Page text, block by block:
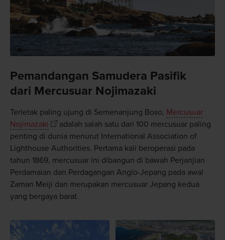
Pemandangan Samudera Pasifik
dari Mercusuar Nojimazaki
Terletak paling ujung di Semenanjung Boso, Mercusuar
Nojimazaki
adalah salah satu dari 100 mercusuar paling
penting di dunia menurut International Association of
Lighthouse Authorities. Pertama kali beroperasi pada
tahun 1869, mercusuar ini dibangun di bawah Perjanjian
Perdamaian dan Perdagangan Anglo-Jepang pada awal
Zaman Meiji dan merupakan mercusuar Jepang kedua
yang bergaya barat.